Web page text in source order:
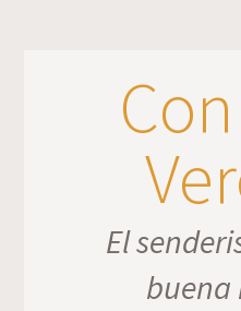
El
buena